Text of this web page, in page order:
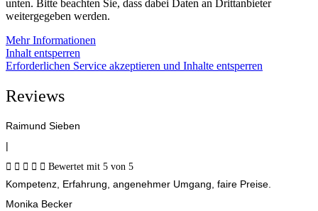
unten. Bitte beachten Sie, dass dabei Daten an Drittanbieter
weitergegeben werden.
Mehr Informationen
Inhalt entsperren
Erforderlichen Service akzeptieren und Inhalte entsperren
Reviews
Raimund Sieben
|
     Bewertet mit 5 von 5
Kompetenz, Erfahrung, angenehmer Umgang, faire Preise.
Monika Becker